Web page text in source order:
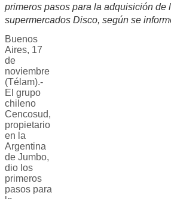
primeros pasos para la adquisición de
supermercados Disco, según se
Buenos
Aires, 17
de
noviembre
(Télam).-
El grupo
chileno
Cencosud,
propietario
en la
Argentina
de Jumbo,
dio los
primeros
pasos para